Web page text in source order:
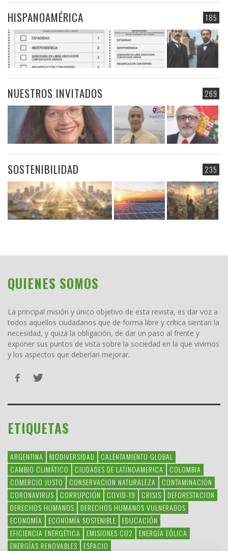
185
HISPANOAMÉRICA
269
NUESTROS INVITADOS
235
SOSTENIBILIDAD
QUIENES SOMOS
La principal misión y único objetivo de esta revista, es dar voz a
todos aquellos ciudadanos que de forma libre y crítica sientan la
necesidad, y quizá la obligación, de dar un paso al frente y
exponer sus puntos de vista sobre la sociedad en la que vivimos
y los aspectos que deberían mejorar.
ETIQUETAS
ARGENTINA BIODIVERSIDAD
CALENTAMIENTO GLOBAL
CAMBIO CLIMÁTICO
CIUDADES DE LATINOAMERICA
COLOMBIA
COMERCIO JUSTO
CONSERVACION NATURALEZA
CONTAMINACIÓN
CORONAVIRUS
CORRUPCIÓN COVID-19 CRISIS
DEFORESTACION
DERECHOS HUMANOS
DERECHOS HUMANOS VULNERADOS
ECONOMÍA
ECONOMÍA SOSTENIBLE
EDUCACIÓN
EFICIENCIA ENERGÉTICA
EMISIONES CO2
ENERGÍA EÓLICA
ENERGÍAS RENOVABLES
ESPACIO